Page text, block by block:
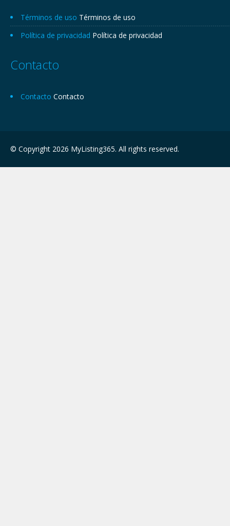
Términos de uso Términos de uso
Política de privacidad Política de privacidad
Contacto
Contacto Contacto
© Copyright 2026 MyListing365. All rights reserved.